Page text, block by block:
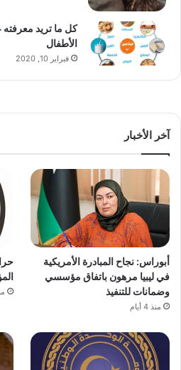
كل ما تريد
الأطفال
فبراير 10, 2020
آخر الأخبار
أبوراس: نجاح المبادرة الأمريكية
في ليبيا مرهون باتفاق مؤسسي
وضمانات للتنفيذ
منذ 4 أيام